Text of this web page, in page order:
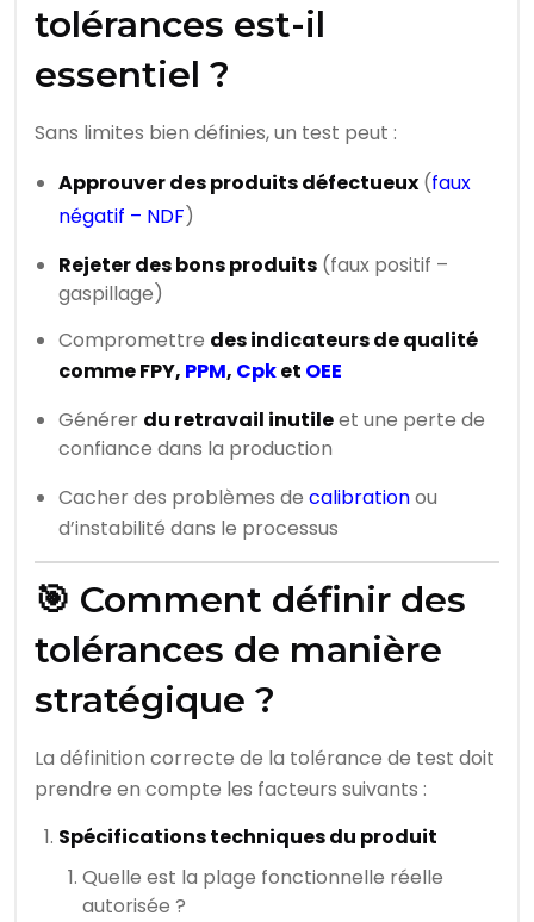
tolérances est-il
essentiel ?
Sans limites bien définies, un test peut :
Approuver des produits défectueux (faux
négatif – NDF)
Rejeter des bons produits (faux positif –
gaspillage)
Compromettre des indicateurs de qualité
comme FPY, PPM, Cpket OEE
Générer du retravail inutileet une perte de
confiance dans la production
Cacher des problèmes de calibrationou
d’instabilité dans le processus
🎯 Comment définir des
tolérances de manière
stratégique ?
La définition correcte de la tolérance de test doit
prendre en compte les facteurs suivants :
Spécifications techniques du produit
Quelle est la plage fonctionnelle réelle
autorisée ?